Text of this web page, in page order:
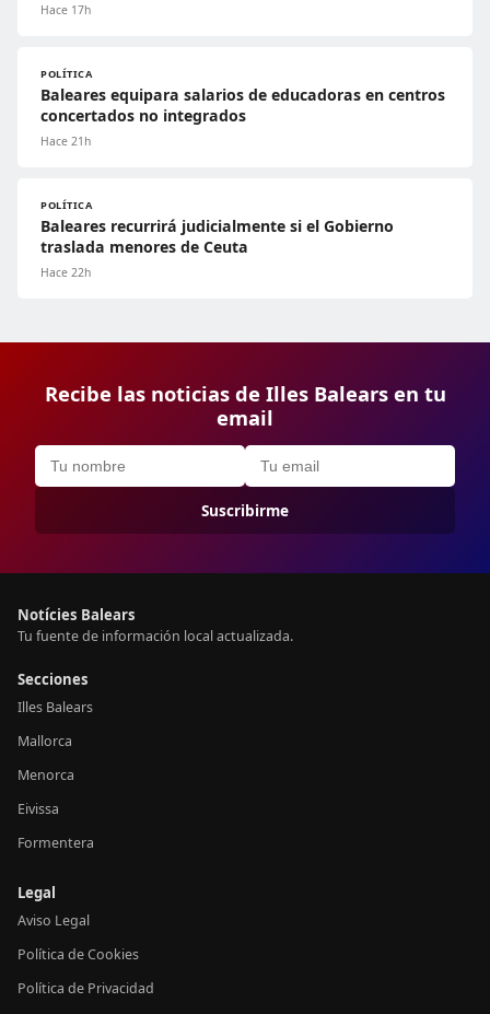
Hace 17h
POLÍTICA
Baleares equipara salarios de educadoras en centros
concertados no integrados
Hace 21h
POLÍTICA
Baleares recurrirá judicialmente si el Gobierno
traslada menores de Ceuta
Hace 22h
Recibe las noticias de Illes Balears en tu
email
Suscribirme
Notícies Balears
Tu fuente de información local actualizada.
Secciones
Illes Balears
Mallorca
Menorca
Eivissa
Formentera
Legal
Aviso Legal
Política de Cookies
Política de Privacidad